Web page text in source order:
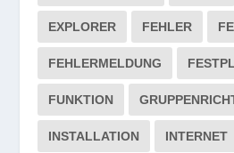
EXPLORER FEHLER
FEHLERMELDUNG
FUNKTION
INSTALLATION INTERNET